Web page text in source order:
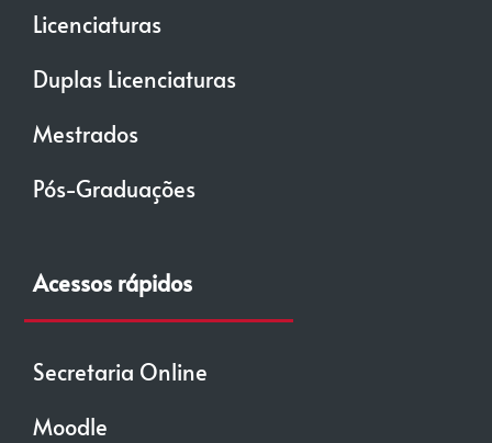
Licenciaturas
Duplas Licenciaturas
Mestrados
Pós-Graduações
Acessos rápidos
Secretaria Online
Moodle